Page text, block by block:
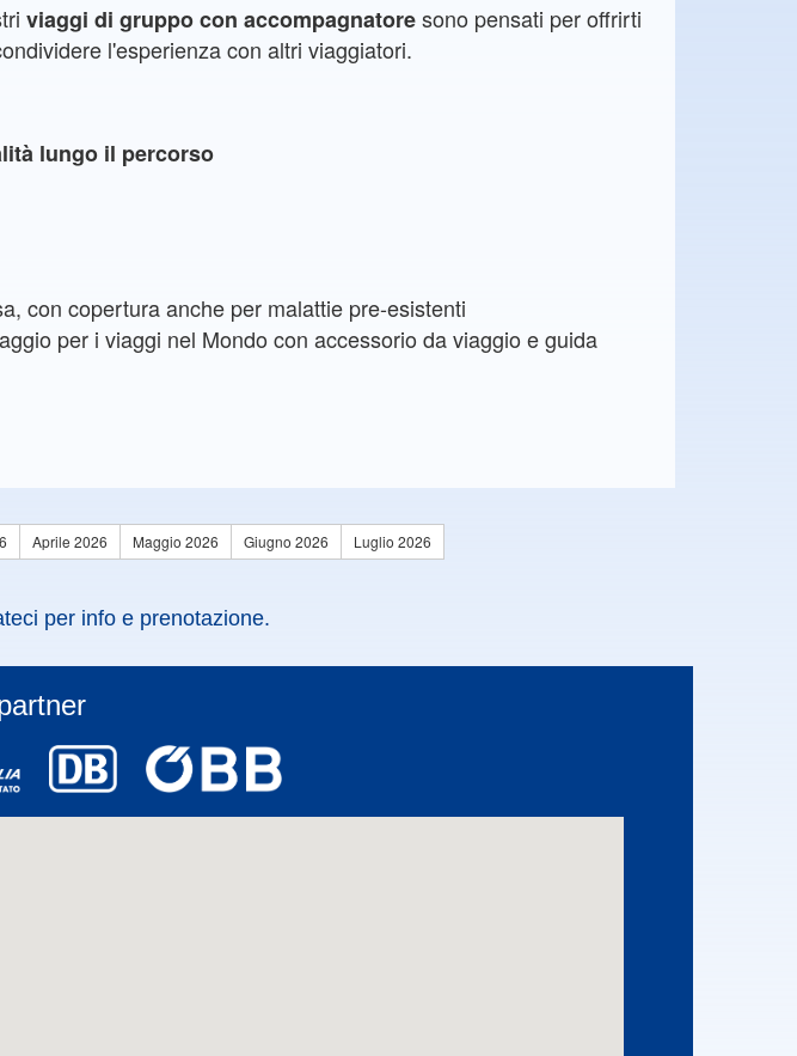
viaggi di gruppo con accompagnatoresono pensati per offrirti
l'esperienza con altri viaggiatori.
lungo il percorso
con copertura anche per malattie pre-esistenti
per i viaggi nel Mondo con accessorio da viaggio e guida
Aprile 2026 Maggio 2026 Giugno 2026
Luglio 2026
per info e prenotazione.